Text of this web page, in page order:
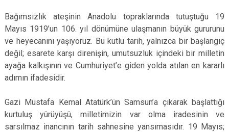
Bağımsızlık ateşinin Anadolu topraklarında tutuştuğu 19
Mayıs 1919’un 106. yıl dönümüne ulaşmanın büyük gururunu
ve heyecanını yaşıyoruz. Bu kutlu tarih, yalnızca bir başlangıç
değil; esarete karşı direnişin, umutsuzluk içindeki bir milletin
ayağa kalkışının ve Cumhuriyet’e giden yolda atılan en kararlı
adımın ifadesidir.
Gazi Mustafa Kemal Atatürk’ün Samsun’a çıkarak başlattığı
kurtuluş yürüyüşü, milletimizin var olma iradesinin ve
sarsılmaz inancının tarih sahnesine yansımasıdır. 19 Mayıs;